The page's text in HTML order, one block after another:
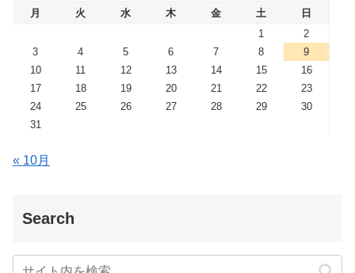
月 火 水 木 金 土
日
1
2
3
4 5 6 7 8
9
10
11 12 13 14 15
16
17
18 19 20 21 22
23
24
25 26 27 28 29
30
31
« 10月
Search